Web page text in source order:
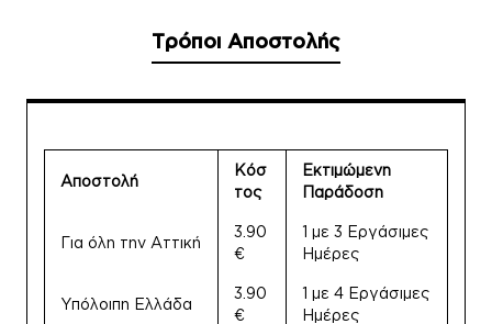
Τρόποι Αποστολής
Αποστολή
Κόσ
τος
Εκτιμώμενη
Παράδοση
Για όλη την Αττική
3.90
€
1 με 3 Εργάσιμες
Ημέρες
Υπόλοιπη Ελλάδα
3.90
€
1 με 4 Εργάσιμες
Ημέρες